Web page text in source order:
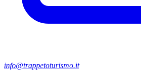
info@trappetoturismo.it